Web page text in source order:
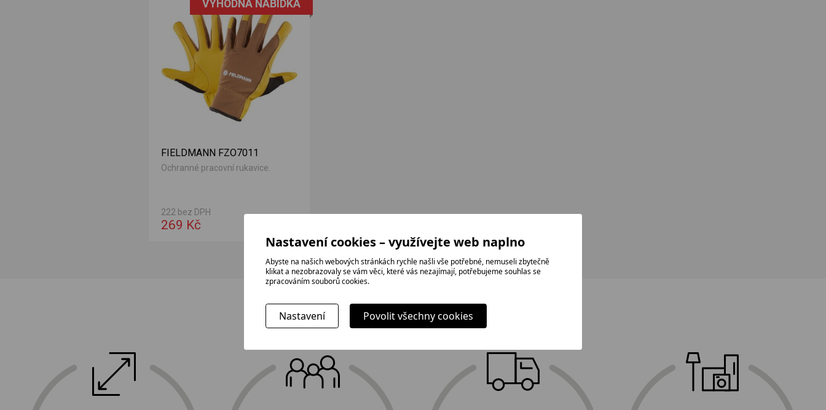
VÝHODNÁ NABÍDKA
FIELDMANN FZO7011
Ochranné pracovní rukavice.
222 bez DPH
269 Kč
Proč jít k nám?
doprava a instalace elektro zařízení E-shop Elektro Burian
Nastavení cookies – využívejte web naplno
Abyste na našich webových stránkách rychle našli vše potřebné, nemuseli zbytečně
klikat a nezobrazovaly se vám věci, které vás nezajímají, potřebujeme souhlas se
zpracováním souborů cookies.
Nastavení Povolit všechny cookies